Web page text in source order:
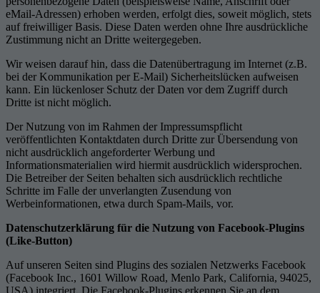
eMail-Adressen) erhoben werden, erfolgt dies, soweit möglich, stets
auf freiwilliger Basis. Diese Daten werden ohne Ihre ausdrückliche
Zustimmung nicht an Dritte weitergegeben.
Wir weisen darauf hin, dass die Datenübertragung im Internet (z.B.
bei der Kommunikation per E-Mail) Sicherheitslücken aufweisen
kann. Ein lückenloser Schutz der Daten vor dem Zugriff durch
Dritte ist nicht möglich.
Der Nutzung von im Rahmen der Impressumspflicht
veröffentlichten Kontaktdaten durch Dritte zur Übersendung von
nicht ausdrücklich angeforderter Werbung und
Informationsmaterialien wird hiermit ausdrücklich widersprochen.
Die Betreiber der Seiten behalten sich ausdrücklich rechtliche
Schritte im Falle der unverlangten Zusendung von
Werbeinformationen, etwa durch Spam-Mails, vor.
Datenschutzerklärung für die Nutzung von Facebook-Plugins
(Like-Button)
Auf unseren Seiten sind Plugins des sozialen Netzwerks Facebook
(Facebook Inc., 1601 Willow Road, Menlo Park, California, 94025,
USA) integriert. Die Facebook-Plugins erkennen Sie an dem